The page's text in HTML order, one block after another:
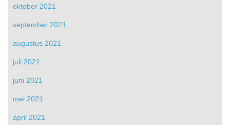
oktober 2021
september 2021
augustus 2021
juli 2021
juni 2021
mei 2021
april 2021